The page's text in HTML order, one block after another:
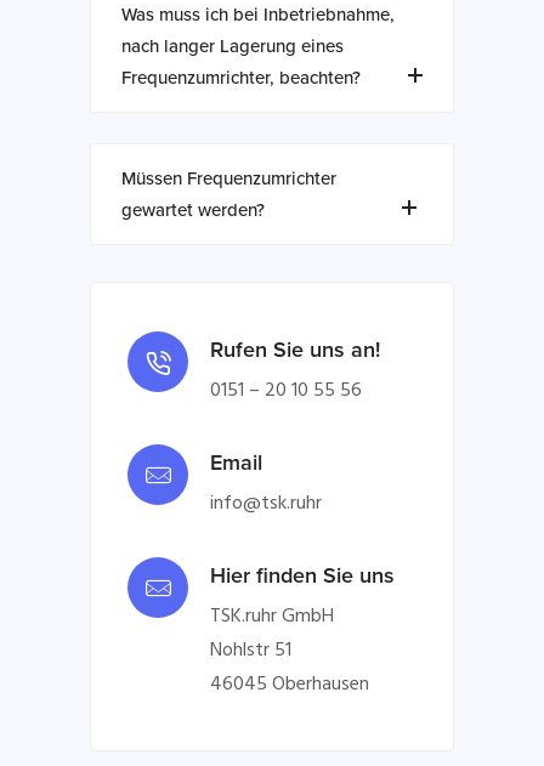
Was muss ich bei Inbetriebnahme,
nach langer Lagerung eines
Frequenzumrichter, beachten?
Müssen Frequenzumrichter
gewartet werden?
Rufen Sie uns an!
0151 – 20 10 55 56
Email
info@tsk.ruhr
Hier finden Sie uns
TSK.ruhr GmbH
Nohlstr 51
46045 Oberhausen